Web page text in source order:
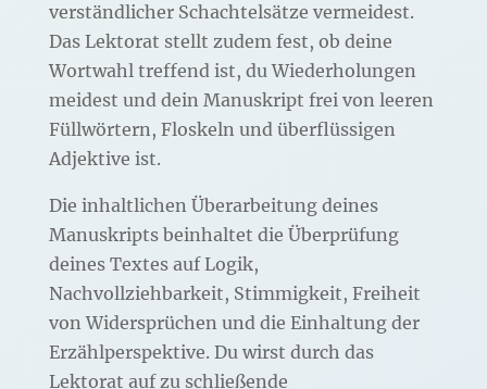
verständlicher Schachtelsätze vermeidest.
Das Lektorat stellt zudem fest, ob deine
Wortwahl treffend ist, du Wiederholungen
meidest und dein Manuskript frei von leeren
Füllwörtern, Floskeln und überflüssigen
Adjektive ist.
Die inhaltlichen Überarbeitung deines
Manuskripts beinhaltet die Überprüfung
deines Textes auf Logik,
Nachvollziehbarkeit, Stimmigkeit, Freiheit
von Widersprüchen und die Einhaltung der
Erzählperspektive. Du wirst durch das
Lektorat auf zu schließende